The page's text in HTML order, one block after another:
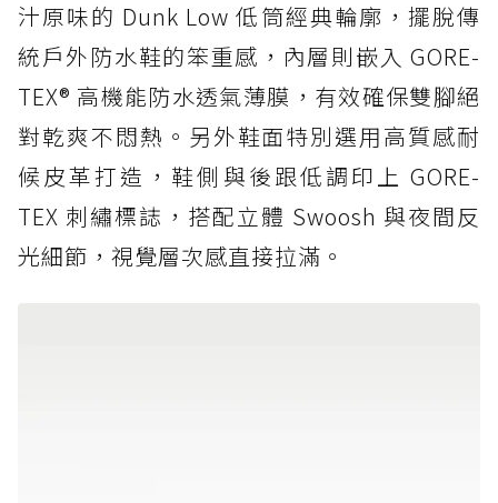
汁原味的 Dunk Low 低筒經典輪廓，擺脫傳
統戶外防水鞋的笨重感，內層則嵌入 GORE-
TEX® 高機能防水透氣薄膜，有效確保雙腳絕
對乾爽不悶熱。另外鞋面特別選用高質感耐
候皮革打造，鞋側與後跟低調印上 GORE-
TEX 刺繡標誌，搭配立體 Swoosh 與夜間反
光細節，視覺層次感直接拉滿。